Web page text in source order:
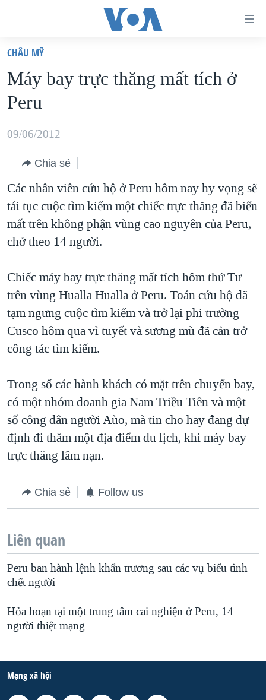
truy
cập
Tới
dung
chính
điều
hướng
chính
Đi
"Tìm"
VIỆT NAM
HOA KỲ
BIỂN ĐÔNG
BLOG
DIỄN ĐÀN
MỤC
TỰ DO BÁO CHÍ
NGƯỜI VIỆT HẢI NGOẠI
ĐỜI SỐNG
KINH TẾ
KHOA HỌC
VĂN HOÁ
THỂ THAO
GIÁO DỤC
CHUYÊN ĐỀ
HÀNH TRÌNH BẦU CỬ 2024
MỘT NĂM CHIẾN TRANH TẠI DẢI GAZA
GIẢI MÃ VÀNH ĐAI & CON ĐƯỜNG
NGÀY TỊ NẠN THẾ GIỚI
GROUND ZERO – XƯA VÀ NAY
CHI PHÍ CHIẾN TRANH AFGHANISTAN
CÁC GIÁ TRỊ CỘNG HÒA Ở VIỆT NAM
THƯỢNG ĐỈNH TRUMP-KIM TẠI VIỆT NAM
QUAN HỆ VIỆT MỸ
VIDEO
NGHE
MẠNG XÃ HỘI
Ngôn ngữ khác
CHÂU MỸ
Máy bay trực thăng mất tích ở
Peru
09/06/2012
Chia sẻ
Các nhân viên cứu hộ ở Peru hôm nay hy vọng sẽ
tái tục cuộc tìm kiếm một chiếc trực thăng đã biến
mất trên không phận vùng cao nguyên của Peru,
chở theo 14 người.
Chiếc máy bay trực thăng mất tích hôm thứ Tư
trên vùng Hualla Hualla ở Peru. Toán cứu hộ đã
tạm ngưng cuộc tìm kiếm và trở lại phi trường
Cusco hôm qua vì tuyết và sương mù đã cản trở
công tác tìm kiếm.
Trong số các hành khách có mặt trên chuyến bay,
có một nhóm doanh gia Nam Triều Tiên và một
số công dân người Aùo, mà tin cho hay đang dự
định đi thăm một địa điểm du lịch, khi máy bay
trực thăng lâm nạn.
Chia sẻ Follow us
Liên quan
Peru ban hành lệnh khẩn trương sau các vụ biểu tình
chết người
Hỏa hoạn tại một trung tâm cai nghiện ở Peru, 14
người thiệt mạng
Mạng xã hội